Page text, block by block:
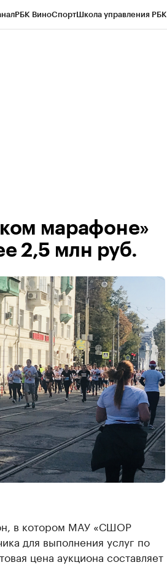
РБК ВиноСпортШкола управления РБК
марафоне»
2,5 млн руб.
в котором МАУ «СШОР
для выполнения услуг по
цена аукциона составляет